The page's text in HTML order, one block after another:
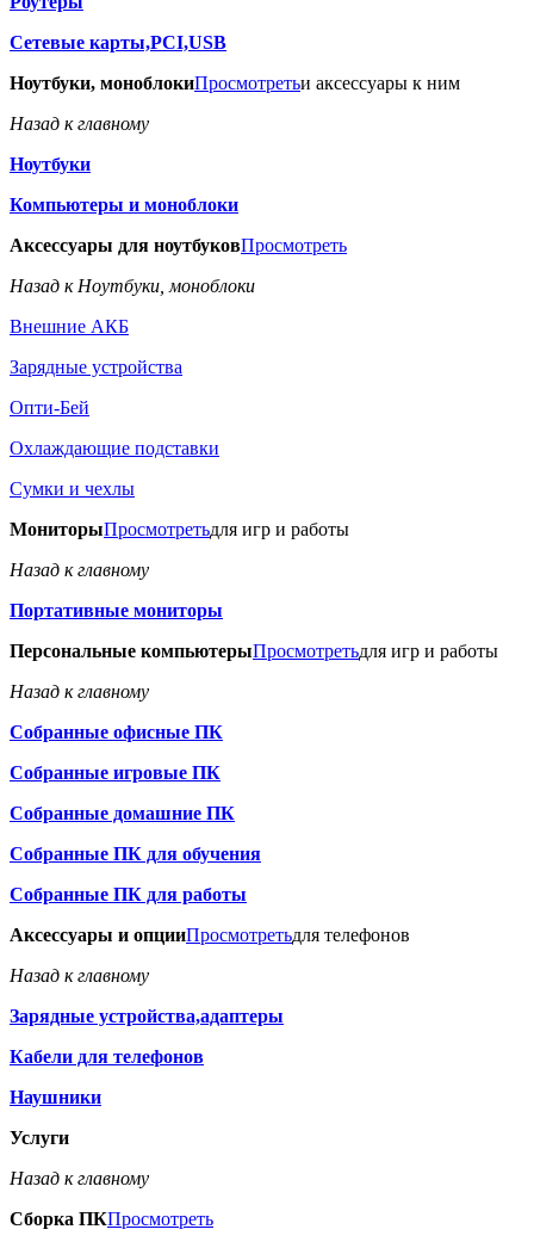
Сетевые карты,PCI,USB
Ноутбуки, моноблокиПросмотретьи аксессуары к ним
Назад к главному
Ноутбуки
Компьютеры и моноблоки
Аксессуары для ноутбуковПросмотреть
Назад к Ноутбуки, моноблоки
Внешние АКБ
Зарядные устройства
Опти-Бей
Охлаждающие подставки
Сумки и чехлы
МониторыПросмотретьдля игр и работы
Назад к главному
Портативные мониторы
Персональные компьютерыПросмотретьдля игр и работы
Назад к главному
Собранные офисные ПК
Собранные игровые ПК
Собранные домашние ПК
Собранные ПК для обучения
Собранные ПК для работы
Аксессуары и опцииПросмотретьдля телефонов
Назад к главному
Зарядные устройства,адаптеры
Кабели для телефонов
Наушники
Услуги
Назад к главному
Сборка ПКПросмотреть